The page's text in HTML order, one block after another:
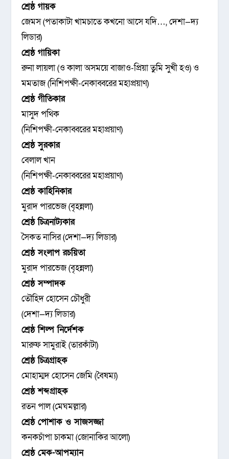
শ্রেষ্ঠ গায়ক
জেমস (পতাকাটা খামচাতে কখনো আসে যদি…, দেশা—দ্য
লিডার)
শ্রেষ্ঠ গায়িকা
রুনা লায়লা (ও কালা অসময়ে বাজাও-প্রিয়া তুমি সুখী হও) ও
মমতাজ (নিশিপক্ষী-নেকাব্বরের মহাপ্রয়াণ)
শ্রেষ্ঠ গীতিকার
মাসুদ পথিক
(নিশিপক্ষী-নেকাব্বরের মহাপ্রয়াণ)
শ্রেষ্ঠ সুরকার
বেলাল খান
(নিশিপক্ষী-নেকাব্বরের মহাপ্রয়াণ)
শ্রেষ্ঠ কাহিনিকার
মুরাদ পারভেজ (বৃহন্নলা)
শ্রেষ্ঠ চিত্রনাট্যকার
সৈকত নাসির (দেশা—দ্য লিডার)
শ্রেষ্ঠ সংলাপ রচয়িতা
মুরাদ পারভেজ (বৃহন্নলা)
শ্রেষ্ঠ সম্পাদক
তৌহিদ হোসেন চৌধুরী
(দেশা—দ্য লিডার)
শ্রেষ্ঠ শিল্প নির্দেশক
মারুফ সামুরাই (তারকাঁটা)
শ্রেষ্ঠ চিত্রগ্রাহক
মোহাম্মদ হোসেন জেমি (বৈষম্য)
শ্রেষ্ঠ শব্দগ্রাহক
রতন পাল (মেঘমল্লার)
শ্রেষ্ঠ পোশাক ও সাজসজ্জা
কনকচাঁপা চাকমা (জোনাকির আলো)
শ্রেষ্ঠ মেক-আপম্যান